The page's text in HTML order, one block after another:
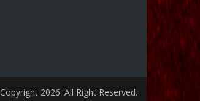
Copyright 2026. All Right Reserved.